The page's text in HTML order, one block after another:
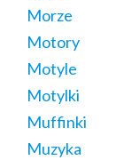
Morze
Motory
Motyle
Motylki
Muffinki
Muzyka